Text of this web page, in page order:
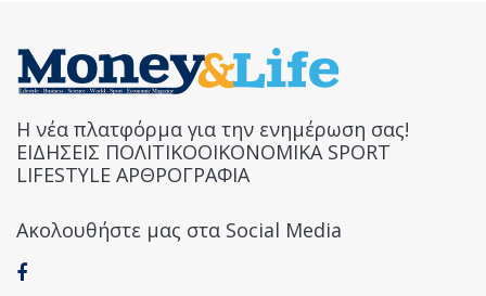
Η νέα πλατφόρμα για την ενημέρωση σας!
ΕΙΔΗΣΕΙΣ ΠΟΛΙΤΙΚΟΟΙΚΟΝΟΜΙΚΑ SPORT
LIFESTYLE ΑΡΘΡΟΓΡΑΦΙΑ
Ακολουθήστε μας στα Social Media